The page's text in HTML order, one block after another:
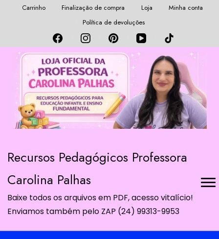
Carrinho Finalização de compra Loja
Minha conta
Política de devoluções
Recursos Pedagógicos Professora
Carolina Palhas
Baixe todos os arquivos em PDF, acesso vitalício!
Enviamos também pelo ZAP (24) 99313-9953